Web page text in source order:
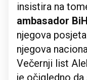
insistira na
ambasador BiH
njegova
njegova
Večernji list
je očigledno